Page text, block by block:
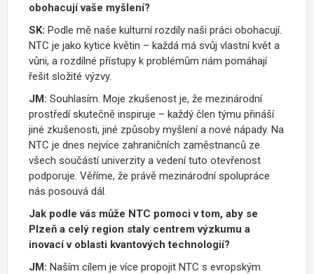
obohacují vaše myšlení?
SK: Podle mě naše kulturní rozdíly naši práci obohacují.
NTC je jako kytice květin – každá má svůj vlastní květ a
vůni, a rozdílné přístupy k problémům nám pomáhají
řešit složité výzvy.
JM: Souhlasím. Moje zkušenost je, že mezinárodní
prostředí skutečně inspiruje – každý člen týmu přináší
jiné zkušenosti, jiné způsoby myšlení a nové nápady. Na
NTC je dnes nejvíce zahraničních zaměstnanců ze
všech součástí univerzity a vedení tuto otevřenost
podporuje. Věříme, že právě mezinárodní spolupráce
nás posouvá dál.
Jak podle vás může NTC pomoci v tom, aby se
Plzeň a celý region staly centrem výzkumu a
inovací v oblasti kvantových technologií?
JM: Naším cílem je více propojit NTC s evropským